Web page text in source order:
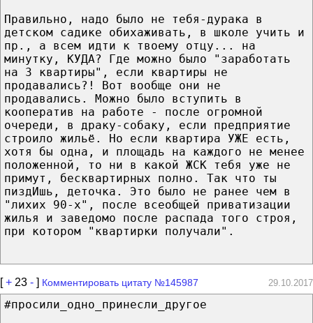
Правильно, надо было не тебя-дурака в
детском садике обихаживать, в школе учить и
пр., а всем идти к твоему отцу... на
минутку, КУДА? Где можно было "заработать
на 3 квартиры", если квартиры не
продавались?! Вот вообще они не
продавались. Можно было вступить в
кооператив на работе - после огромной
очереди, в драку-собаку, если предприятие
строило жильё. Но если квартира УЖЕ есть,
хотя бы одна, и площадь на каждого не менее
положенной, то ни в какой ЖСК тебя уже не
примут, бесквартирных полно. Так что ты
пиздИшь, деточка. Это было не ранее чем в
"лихих 90-х", после всеобщей приватизации
жилья и заведомо после распада того строя,
при котором "квартирки получали".
[+ 23 - ] Комментировать цитату №145987 29.10.2017
#просили_одно_принесли_другое